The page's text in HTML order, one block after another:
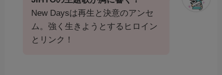
New Daysは再生と決意のアンセ
ム。強く生きようとするヒロイン
とリンク！